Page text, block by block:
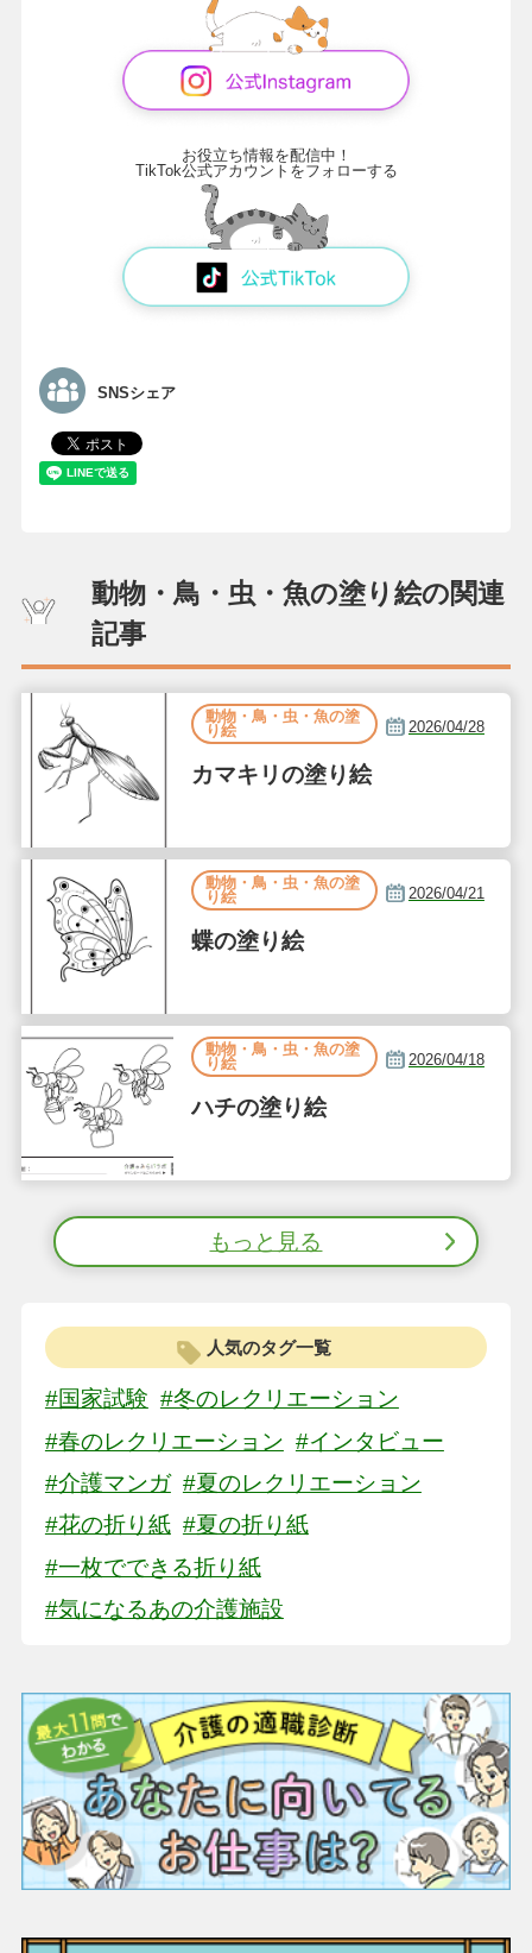
お役立ち情報を配信中！
TikTok公式アカウントをフォローする
SNSシェア
動物・鳥・虫・魚の塗り絵の関連
記事
動物・鳥・虫・魚の塗
り絵
2026/04/28
カマキリの塗り絵
動物・鳥・虫・魚の塗
り絵
2026/04/21
蝶の塗り絵
動物・鳥・虫・魚の塗
り絵
2026/04/18
ハチの塗り絵
もっと見る
人気のタグ一覧
#国家試験 #冬のレクリエーション
#春のレクリエーション #インタビュー
#介護マンガ #夏のレクリエーション
#花の折り紙 #夏の折り紙
#一枚でできる折り紙
#気になるあの介護施設